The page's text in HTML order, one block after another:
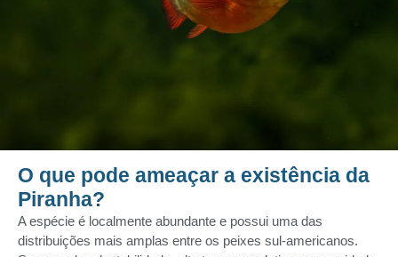
O que pode ameaçar a existência da
Piranha?
A espécie é localmente abundante e possui uma das
distribuições mais amplas entre os peixes sul-americanos.